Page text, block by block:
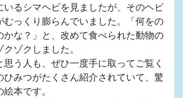
いるシマヘビを見ましたが、そのヘビ
むっくり膨らんでいました。「何をの
かな？」と、改めて食べられた動物の
ゾクしました。
う人も、ぜひ一度手に取ってご覧く
ひみつがたくさん紹介されていて、驚
本です。